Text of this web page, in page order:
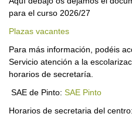
para el curso 2026/27
Plazas vacantes
Para más información, podéis
Servicio atención a la
horarios de secretaría.
SAE de Pinto: SAE Pinto
Horarios de secretaria del centro: